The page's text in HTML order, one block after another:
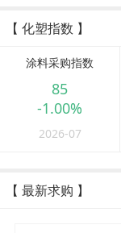
【 化塑指数 】
涂料采购指数
85
-1.00%
2026-07
【 最新求购 】